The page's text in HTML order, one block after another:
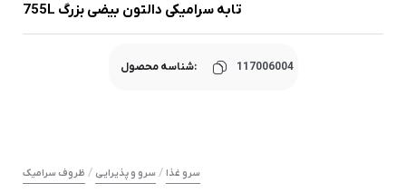
تابه سرامیکی دالتون بیضی بزرگ 755L
شناسه محصول: 117006004
سرو غذا / سرو و پذیرایی / ظروف سرامیک